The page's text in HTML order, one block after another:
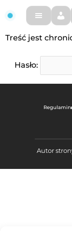
FM
Treść jest
Hasło:
Regulamin
Autor